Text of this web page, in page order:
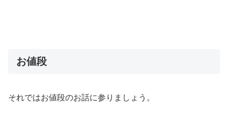
お値段
それではお値段のお話に参りましょう。